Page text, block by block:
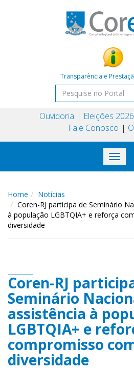
Transparência e
Ouvidoria Eleições 2026
Fale Conosco
Toggle
Home
Notícias
Coren-RJ participa de Seminário
à população LGBTQIA+ e reforça
diversidade
Coren-RJ
Seminário
assistência à
LGBTQIA+ e
compromisso
diversidade